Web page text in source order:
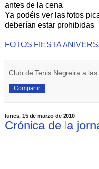
antes de la cena
Ya podéis ver las fotos
deberían estar prohibidas
FOTOS FIESTA
Club de Tenis Negreira a las
Compartir
lunes, 15 de marzo de 2010
Crónica de la